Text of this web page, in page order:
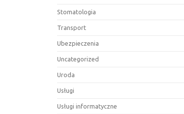
Stomatologia
Transport
Ubezpieczenia
Uncategorized
Uroda
Usługi
Usługi informatyczne